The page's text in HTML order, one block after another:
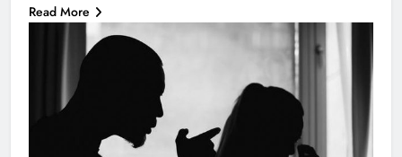
Read More